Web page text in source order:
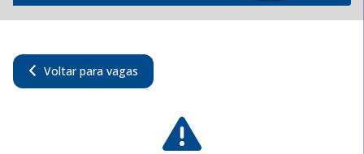
Voltar para vagas